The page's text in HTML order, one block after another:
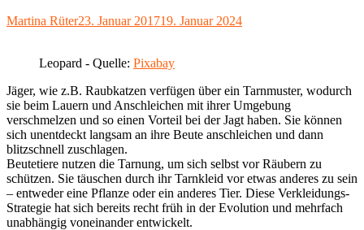
Autor
Martina RüterVeröffentlicht
23. Januar 201719. Januar 2024
Leopard - Quelle: Pixabay
Jäger, wie z.B. Raubkatzen verfügen über ein Tarnmuster, wodurch
sie beim Lauern und Anschleichen mit ihrer Umgebung
verschmelzen und so einen Vorteil bei der Jagt haben. Sie können
sich unentdeckt langsam an ihre Beute anschleichen und dann
blitzschnell zuschlagen.
Beutetiere nutzen die Tarnung, um sich selbst vor Räubern zu
schützen. Sie täuschen durch ihr Tarnkleid vor etwas anderes zu sein
– entweder eine Pflanze oder ein anderes Tier. Diese Verkleidungs-
Strategie hat sich bereits recht früh in der Evolution und mehrfach
unabhängig voneinander entwickelt.